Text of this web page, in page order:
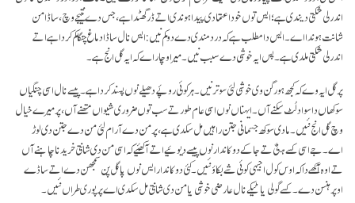
اندرلی شکتی دیندی ہے؛ ایس توں خوداعتمادی پیدا ہوندی اتے ڈر گھٹدا ہے، جس دے نتیجے وچ، ساڈا من
شانت ہوندا اے۔ ایس دا مطلب ہے کہ دردمندی دے دو کم نیں: ایس نال ساڈا دماغ چنگا کم کردا ہے اتے
اندرلی شکتی ملدی ہے۔ پس ایہ خوشی دے سبب نیں۔ میرا وچار اے کہ ایہ گل انج ہے۔
پر گل ایہ وے کہ کجھ ہور گن وی خوشی لئی سوتر نیں۔ ہر کوئی روپٔے دھیلے نوں پسند کردا ہے۔ پیسے نال اسی چنگیاں
سوکھاں دا سواد لُٹ سکنے آں۔ ایہناں نوں اسی عام طور تے سب توں ضروری شیواں متھنے آں، پر میرے خیال
وچ گل انج نئیں۔ مادی سوکھ جسمانی جتن راہیں مل سکدی ہے، پر من دے آرام لئی من دے جتن دی لوڑ
اے۔ جے اسی کسے ہٹّی تے جا کے دوکاندار نوں پیسے دیوئیے اتے آکھئیے کہ اسی من دی شانتی خریدنا چاہنے آں
تے اوہ آکھے دا کہ اوس کول اجیہی کوئی شے بکاؤ نئیں۔ کئی دوکاندار ایس نوں پاگل پن سمجھن دے اتے ساڈے
اوپر ہنسن دے۔ کسے گولی یا ٹیکے نال عارضی خوشی یا من دی شانتی مل سکدی اے پر پوری طراں نئیں۔